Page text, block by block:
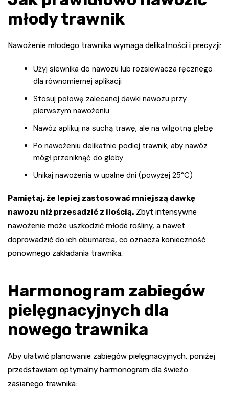
młody trawnik
Nawożenie młodego trawnika wymaga delikatności i precyzji:
Użyj siewnika do nawozu lub rozsiewacza ręcznego
dla równomiernej aplikacji
Stosuj połowę zalecanej dawki nawozu przy
pierwszym nawożeniu
Nawóz aplikuj na suchą trawę, ale na wilgotną glebę
Po nawożeniu delikatnie podlej trawnik, aby nawóz
mógł przeniknąć do gleby
Unikaj nawożenia w upalne dni (powyżej 25°C)
Pamiętaj, że lepiej zastosować mniejszą dawkę
nawozu niż przesadzić z ilością. Zbyt intensywne
nawożenie może uszkodzić młode rośliny, a nawet
doprowadzić do ich obumarcia, co oznacza konieczność
ponownego zakładania trawnika.
Harmonogram zabiegów
pielęgnacyjnych dla
nowego trawnika
Aby ułatwić planowanie zabiegów pielęgnacyjnych, poniżej
przedstawiam optymalny harmonogram dla świeżo
zasianego trawnika: